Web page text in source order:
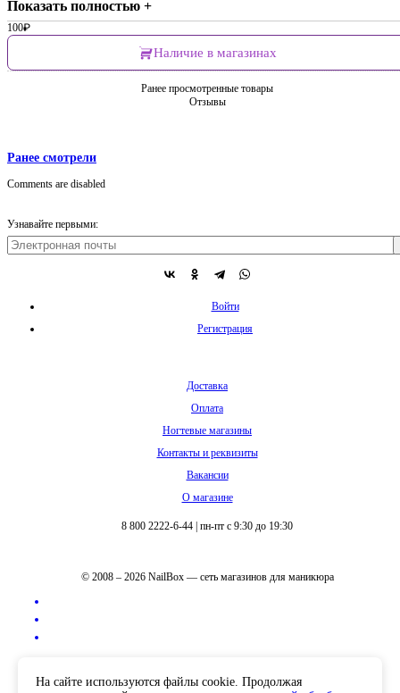
Показать полностью +
100₽
Наличие в магазинах
Ранее просмотренные товары
Отзывы
Ранее смотрели
Comments are disabled
Узнавайте первыми:
Войти
Регистрация
Доставка
Оплата
Ногтевые магазины
Контакты и реквизиты
Вакансии
О магазине
8 800 2222-6-44 пн-пт с 9:30 до 19:30
© 2008 – 2026 NailBox — сеть магазинов для маникюра
На сайте используются файлы cookie. Продолжая